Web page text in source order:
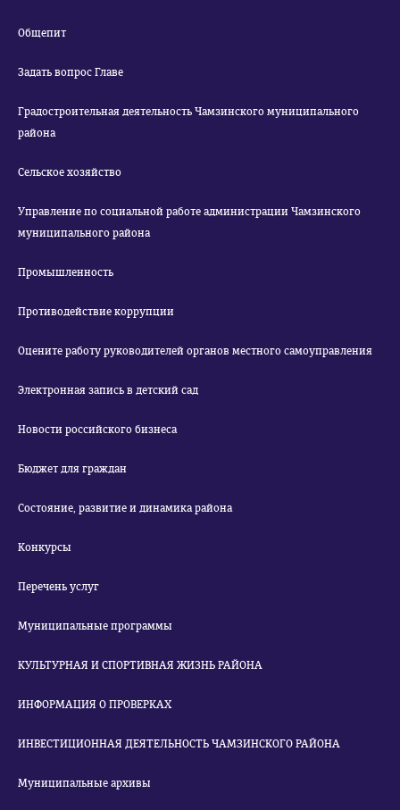
Общепит
Задать вопрос Главе
Градостроительная деятельность Чамзинского муниципального
района
Сельское хозяйство
Управление по социальной работе администрации Чамзинского
муниципального района
Промышленность
Противодействие коррупции
Оцените работу руководителей органов местного самоуправления
Электронная запись в детский сад
Новости российского бизнеса
Бюджет для граждан
Состояние, развитие и динамика района
Конкурсы
Перечень услуг
Муниципальные программы
КУЛЬТУРНАЯ И СПОРТИВНАЯ ЖИЗНЬ РАЙОНА
ИНФОРМАЦИЯ О ПРОВЕРКАХ
ИНВЕСТИЦИОННАЯ ДЕЯТЕЛЬНОСТЬ ЧАМЗИНСКОГО РАЙОНА
Муниципальные архивы